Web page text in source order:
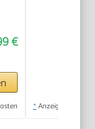
€
* Anzeige